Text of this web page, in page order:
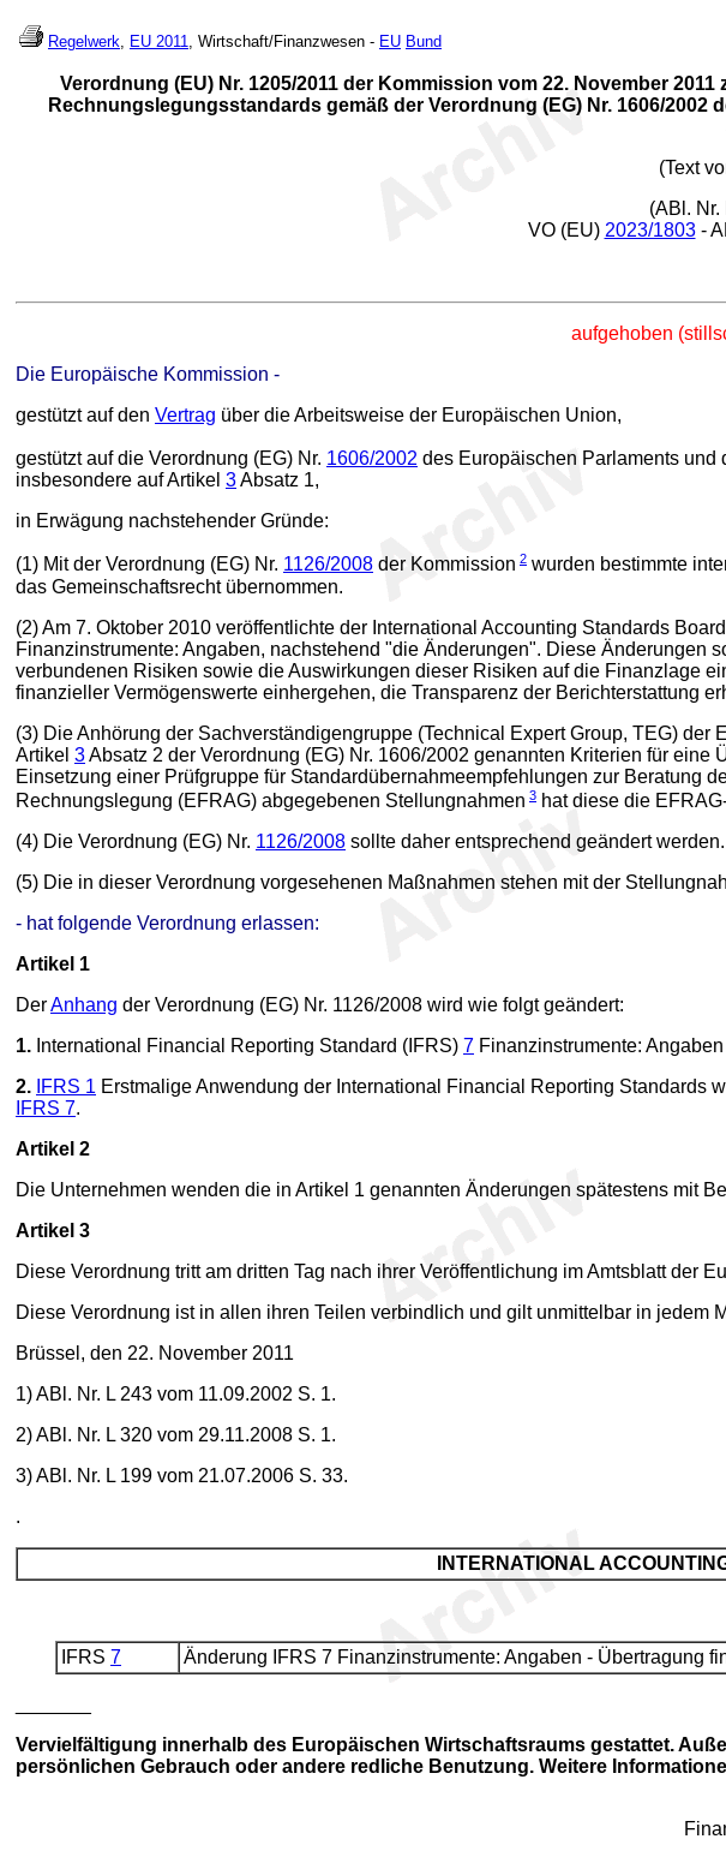
Regelwerk, EU 2011, Wirtschaft/Finanzwesen - EU Bund
Verordnung (EU) Nr. 1205/2011 der Kommission vom 22. November
Rechnungslegungsstandards gemäß der Verordnung (EG) Nr. 1606/
(Text
(ABl. Nr.
VO (EU) 2023/1803-
aufgehoben
Die Europäische Kommission -
gestützt auf den Vertrag über die Arbeitsweise der Europäischen Union,
gestützt auf die Verordnung (EG) Nr. 1606/2002 des Europäischen Parlaments und
insbesondere auf Artikel 3Absatz 1,
in Erwägung nachstehender Gründe:
(1) Mit der Verordnung (EG) Nr. 1126/2008 der Kommission 2 wurden bestimmte
das Gemeinschaftsrecht übernommen.
(2) Am 7. Oktober 2010 veröffentlichte der International Accounting Standards
Finanzinstrumente: Angaben, nachstehend "die Änderungen". Diese
verbundenen Risiken sowie die Auswirkungen dieser Risiken auf die Finanzlage
finanzieller Vermögenswerte einhergehen, die Transparenz der Berichterstattung
(3) Die Anhörung der Sachverständigengruppe (Technical Expert Group, TEG)
Artikel 3Absatz 2 der Verordnung (EG) Nr. 1606/2002 genannten Kriterien für
Einsetzung einer Prüfgruppe für Standardübernahmeempfehlungen zur Beratung
Rechnungslegung (EFRAG) abgegebenen Stellungnahmen 3 hat diese die
(4) Die Verordnung (EG) Nr. 1126/2008 sollte daher entsprechend geändert werden.
(5) Die in dieser Verordnung vorgesehenen Maßnahmen stehen mit der
- hat folgende Verordnung erlassen:
Artikel 1
DerAnhang der Verordnung (EG) Nr. 1126/2008 wird wie folgt geändert:
1. International Financial Reporting Standard (IFRS) 7 Finanzinstrumente:
2. IFRS 1 Erstmalige Anwendung der International Financial Reporting Standards
IFRS 7.
Artikel 2
Die Unternehmen wenden die in Artikel 1 genannten Änderungen spätestens mit
Artikel 3
Diese Verordnung tritt am dritten Tag nach ihrer Veröffentlichung im Amtsblatt der
Diese Verordnung ist in allen ihren Teilen verbindlich und gilt unmittelbar in jedem
Brüssel, den 22. November 2011
1) ABl. Nr. L 243 vom 11.09.2002 S. 1.
2) ABl. Nr. L 320 vom 29.11.2008 S. 1.
3) ABl. Nr. L 199 vom 21.07.2006 S. 33.
.
INTERNATIONAL
IFRS 7 Änderung IFRS 7 Finanzinstrumente: Angaben - Übertragung
Vervielfältigung innerhalb des Europäischen Wirtschaftsraums gestattet.
persönlichen Gebrauch oder andere redliche Benutzung. Weitere